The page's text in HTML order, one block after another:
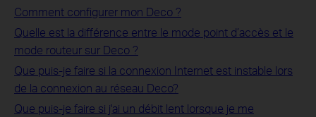
Comment configurer mon Deco ?
Quelle est la différence entre le mode point d’accès et le
mode routeur sur Deco ?
Que puis-je faire si la connexion Internet est instable lors
de la connexion au réseau Deco?
Que puis-je faire si j'ai un débit lent lorsque je me